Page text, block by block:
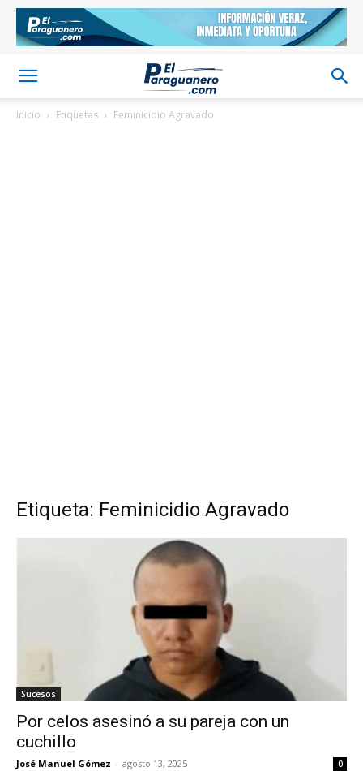
Inicio Etiquetas Feminicidio Agravado
Etiqueta: Feminicidio Agravado
Sucesos
Por celos asesinó a su pareja con un
cuchillo
José Manuel Gómez - agosto 13, 2025 0